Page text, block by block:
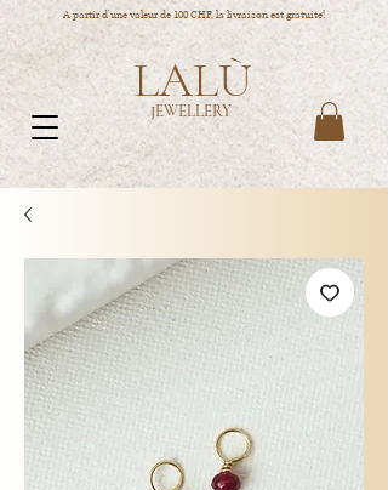
A partir d'une valeur de 100 CHF, la livraison est gratuite!
LALÙ
JEWELLERY